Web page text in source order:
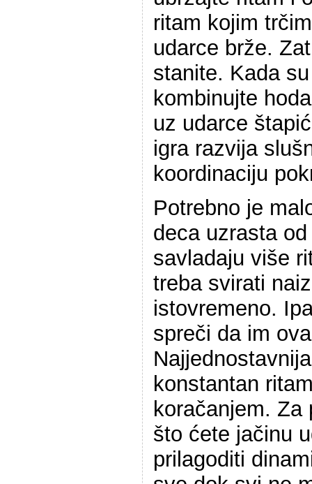
ritam kojim
udarce brže.
stanite. Kada
kombinujte
uz udarce
igra razvija
koordinaciju
Potrebno je
deca uzrasta
savladaju više
treba svirati
istovremeno.
spreči da im
konstantan
koračanjem.
što ćete jačinu
prilagoditi